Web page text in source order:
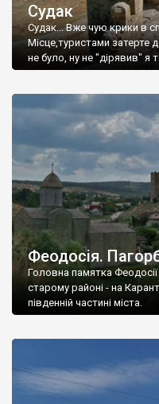
Судак
Судак... Вже чую крики в
Місце,туристами
не було, ну не "дірявив" я
Феодосія.
Головна памятка
старому районі - на
південній частині міста.